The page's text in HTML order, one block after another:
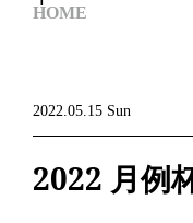
HOME
2022.05.15 Sun
2022 月例